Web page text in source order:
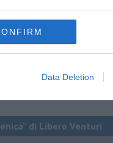
Data Deletion
di Libero Venturi